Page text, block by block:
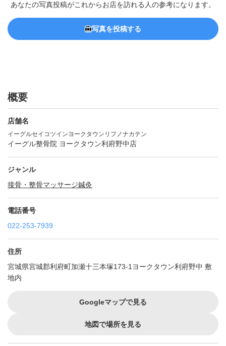
あなたの写真投稿がこれからお店を訪れる人の参考になります。
写真を投稿する
概要
店舗名
イーグルセイコツインヨークタウンリフノナカテン
イーグル整骨院 ヨークタウン利府野中店
ジャンル
接骨・整骨マッサージ鍼灸
電話番号
022-253-7939
住所
宮城県宮城郡利府町加瀬十三本塚173-1ヨークタウン利府野中 敷
地内
Googleマップで見る
地図で場所を見る